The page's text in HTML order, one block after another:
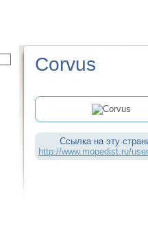
Corvus
Ссылка на эту
http://www.mopedist.ru/